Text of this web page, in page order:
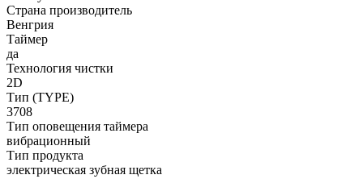
Страна производитель
Венгрия
Таймер
да
Технология чистки
2D
Тип (TYPE)
3708
Тип оповещения таймера
вибрационный
Тип продукта
электрическая зубная щетка